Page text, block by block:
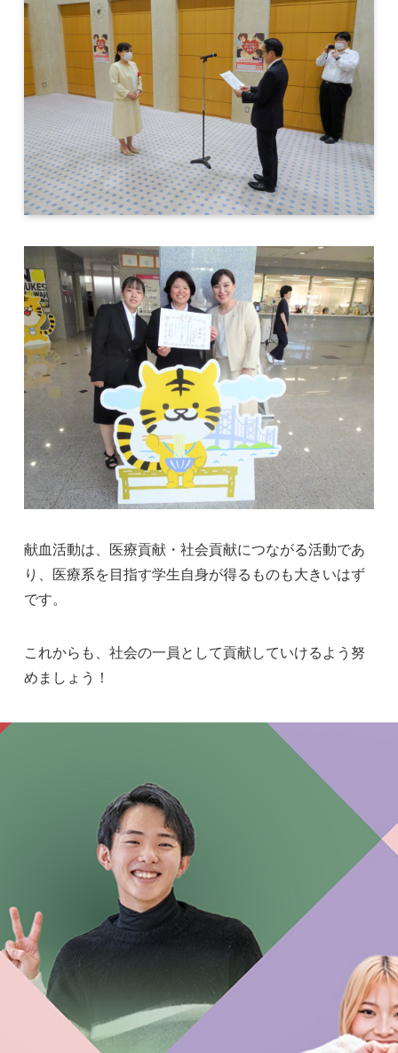
献血活動は、医療貢献・社会貢献につながる活動であ
り、医療系を目指す学生自身が得るものも大きいはず
です。
これからも、社会の一員として貢献していけるよう努
めましょう！